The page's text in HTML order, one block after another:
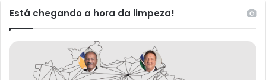
Está chegando a hora da limpeza!